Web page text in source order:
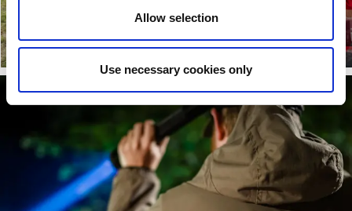
Allow selection
Use necessary cookies only
Läs mer
BESÖK
KULTURKVARTERET
Läs mer